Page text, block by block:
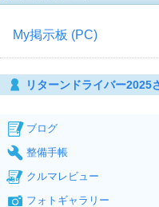
My掲示板 (PC)
リターンドライバー2025
ブログ
整備手帳
クルマレビュー
フォトギャラリー